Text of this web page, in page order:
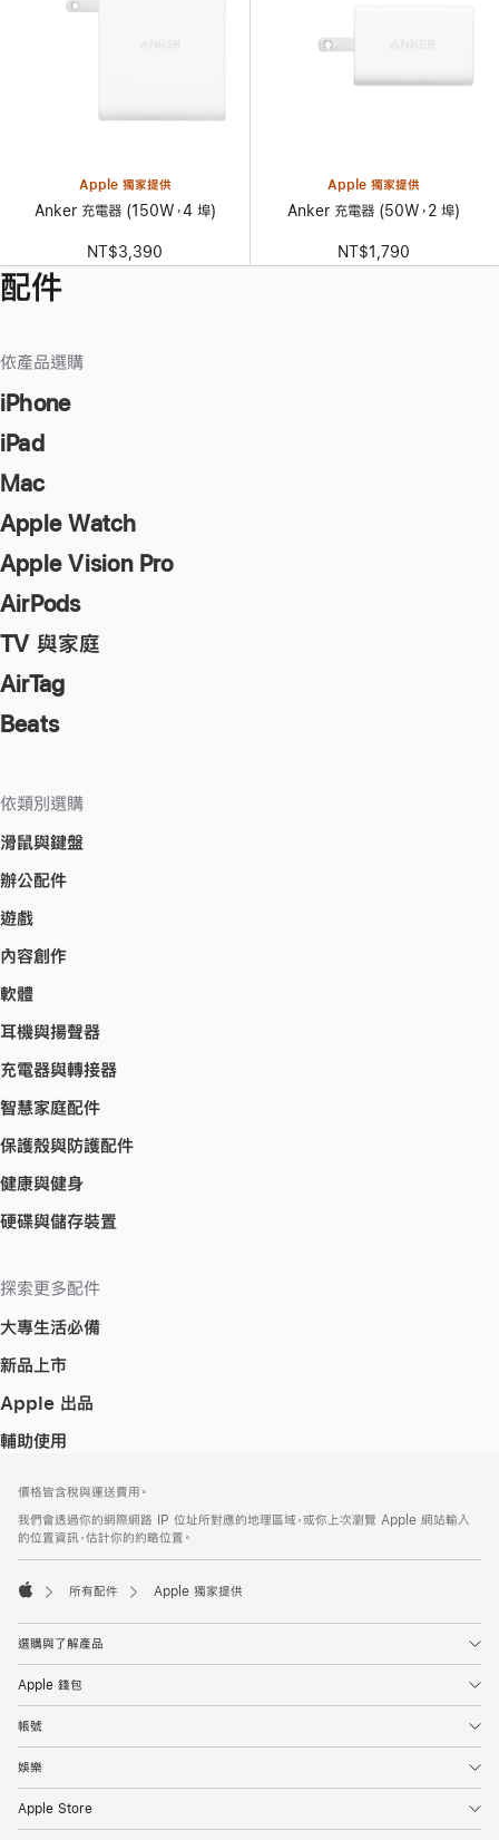
Apple 獨家提供
Anker 充電器 (150W，4 埠)
NT$3,390
Apple 獨家提供
Anker 充電器 (50W，2 埠)
NT$1,790
配件
依產品選購
iPhone
iPad
Mac
Apple Watch
Apple Vision Pro
AirPods
TV 與家庭
AirTag
Beats
依類別選購
滑鼠與鍵盤
辦公配件
遊戲
內容創作
軟體
耳機與揚聲器
充電器與轉接器
智慧家庭配件
保護殼與防護配件
健康與健身
硬碟與儲存裝置
探索更多配件
大專生活必備
新品上市
Apple 出品
輔助使用
腳
腳
價格皆含稅與運送費用。
我們會透過你的網際網路 IP 位址所對應的地理區域，或你上次瀏覽 Apple 網站輸入
的位置資訊，估計你的約略位置。
所有配件 Apple 獨家提供
選購與了解產品
Apple 錢包
帳號
娛樂
Apple Store